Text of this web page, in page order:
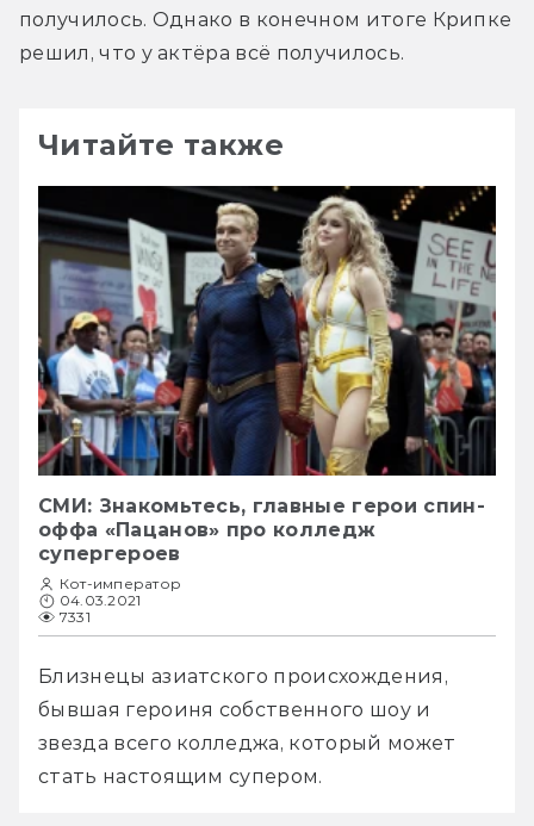
получилось. Однако в конечном итоге Крипке
решил, что у актёра всё получилось.
Читайте также
СМИ: Знакомьтесь, главные герои спин-
оффа «Пацанов» про колледж
супергероев
Кот-император
04.03.2021
7331
Близнецы азиатского происхождения,
бывшая героиня собственного шоу и
звезда всего колледжа, который может
стать настоящим супером.